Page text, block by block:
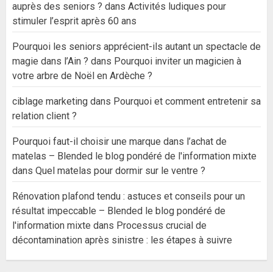
auprès des seniors ? dans Activités ludiques pour
stimuler l’esprit après 60 ans
Pourquoi les seniors apprécient-ils autant un spectacle de
magie dans l’Ain ? dans Pourquoi inviter un magicien à
votre arbre de Noël en Ardèche ?
ciblage marketing dans Pourquoi et comment entretenir sa
relation client ?
Pourquoi faut-il choisir une marque dans l’achat de
matelas – Blended le blog pondéré de l'information mixte
dans Quel matelas pour dormir sur le ventre ?
Rénovation plafond tendu : astuces et conseils pour un
résultat impeccable – Blended le blog pondéré de
l'information mixte dans Processus crucial de
décontamination après sinistre : les étapes à suivre